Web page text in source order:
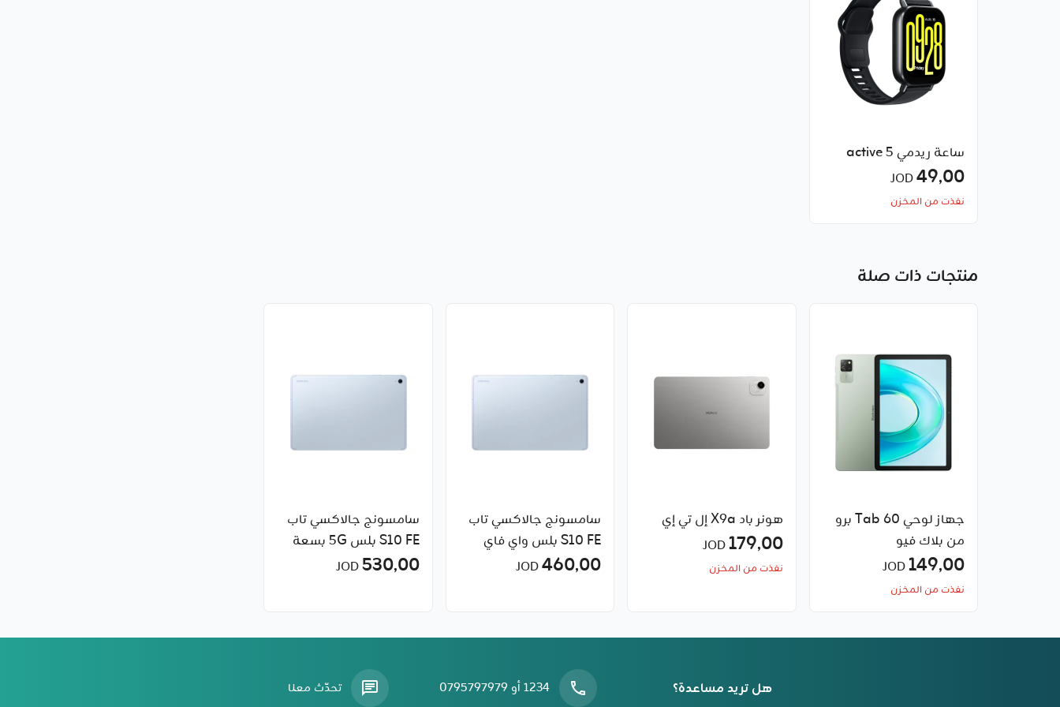
ساعة ريدمي 5 active
49٫00
نفذت من المخزن
منتجات ذات صلة
جهاز لوحي Tab 60 برو
من بلاك فيو
149٫00
نفذت من المخزن
هونر باد X9a إل تي إي
179٫00JOD
نفذت من المخزن
سامسونج جالاكسي تاب
S10 FE بلس واي فاي
بسعة ذاكرة 8 جيجابايت
460٫00JOD
سامسونج جالاكسي تاب
S10 FE بلس 5G بسعة
ذاكرة 8 جيجابايت
530٫00JOD
هل تريد مساعدة؟ 1234 أو 0795797979 تحدّث معنا